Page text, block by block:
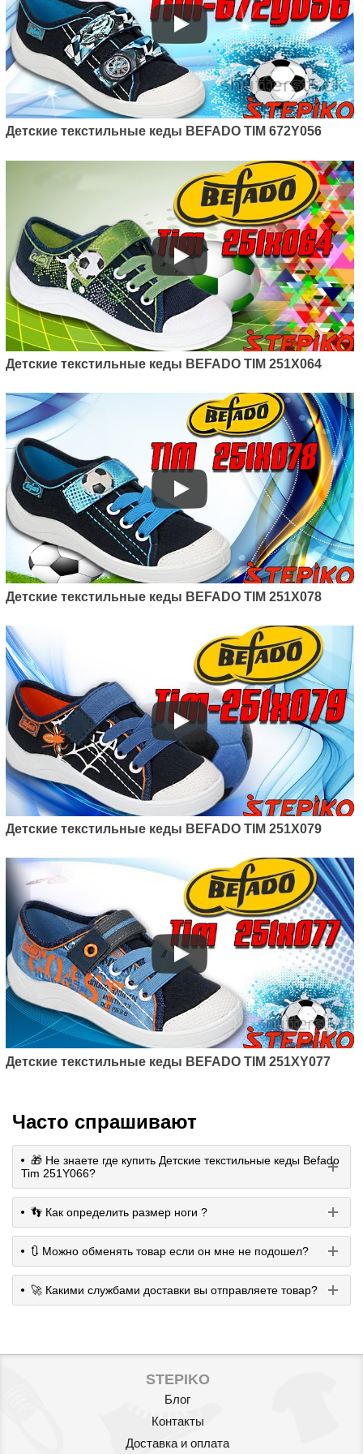
Детские текстильные кеды
Befado Maxi 212P072
475грн.
Детские текстильные кеды BEFADO TIM 672Y056
Детские текстильные кеды BEFADO TIM 251X064
Детские текстильные кеды BEFADO TIM 251X078
Детские текстильные кеды BEFADO TIM 251X079
Детские текстильные кеды BEFADO TIM 251XY077
Часто спрашивают
🎁 Не знаете где купить Детские текстильные кеды Befado
Tim 251Y066?
👣 Как определить размер ноги ?
🔃 Можно обменять товар если он мне не подошел?
🚀 Какими службами доставки вы отправляете товар?
STEPIKO
Блог
Контакты
Доставка и оплата